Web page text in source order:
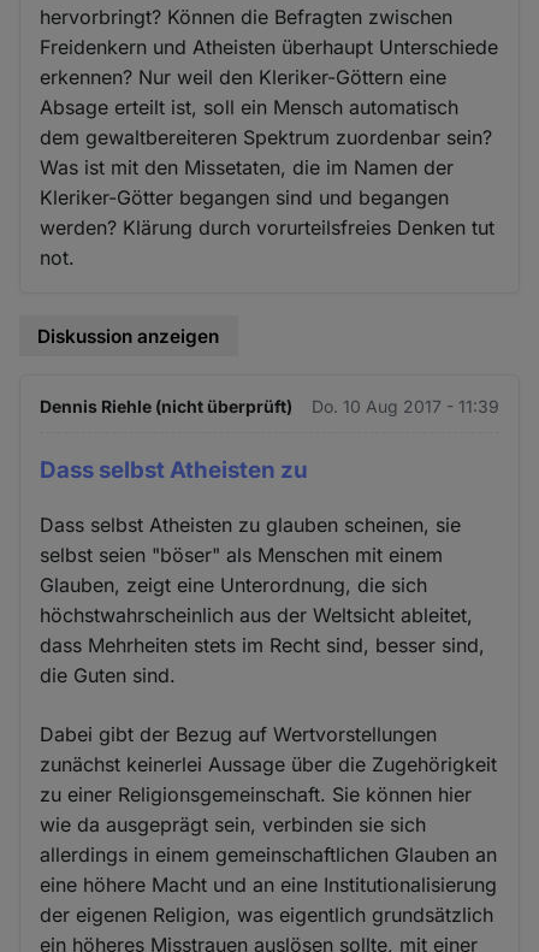
hervorbringt? Können die Befragten zwischen
Freidenkern und Atheisten überhaupt Unterschiede
erkennen? Nur weil den Kleriker-Göttern eine
Absage erteilt ist, soll ein Mensch automatisch
dem gewaltbereiteren Spektrum zuordenbar sein?
Was ist mit den Missetaten, die im Namen der
Kleriker-Götter begangen sind und begangen
werden? Klärung durch vorurteilsfreies Denken tut
not.
Diskussion anzeigen
Dennis Riehle (nicht überprüft) Do. 10 Aug 2017 - 11:39
Dass selbst Atheisten zu
Dass selbst Atheisten zu glauben scheinen, sie
selbst seien "böser" als Menschen mit einem
Glauben, zeigt eine Unterordnung, die sich
höchstwahrscheinlich aus der Weltsicht ableitet,
dass Mehrheiten stets im Recht sind, besser sind,
die Guten sind.
Dabei gibt der Bezug auf Wertvorstellungen
zunächst keinerlei Aussage über die Zugehörigkeit
zu einer Religionsgemeinschaft. Sie können hier
wie da ausgeprägt sein, verbinden sie sich
allerdings in einem gemeinschaftlichen Glauben an
eine höhere Macht und an eine Institutionalisierung
der eigenen Religion, was eigentlich grundsätzlich
ein höheres Misstrauen auslösen sollte, mit einer